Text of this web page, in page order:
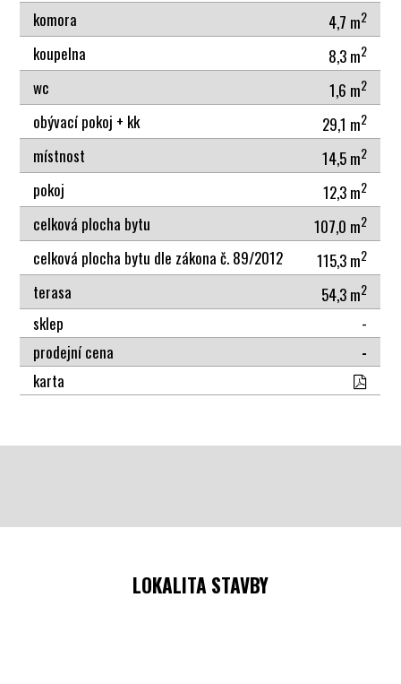
komora 4,7 m2
koupelna 8,3 m2
wc 1,6 m2
obývací pokoj + kk 29,1 m2
místnost 14,5 m2
pokoj 12,3 m2
celková plocha bytu 107,0 m2
celková plocha bytu dle zákona č. 89/2012 115,3 m2
terasa 54,3 m2
sklep
-
prodejní cena
-
karta
LOKALITA STAVBY